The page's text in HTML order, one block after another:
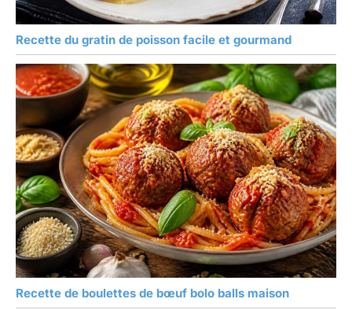
Recette du gratin de poisson facile et gourmand
Recette de boulettes de bœuf bolo balls maison